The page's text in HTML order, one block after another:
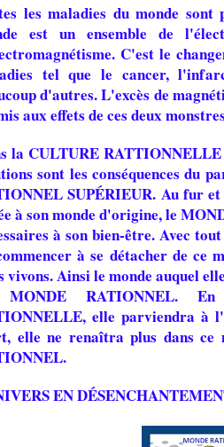
les maladies du monde
est un ensemble de
C'est le
tel que le cancer,
d'autres. L'excès de
aux effets de ces deux
la CULTURE
sont les conséquences du
SUPÉRIEUR. Au fur
à son monde d'origine, le
à son bien-être. Avec
à se détacher de ce
vivons. Ainsi le monde auquel
RATIONNEL. En
elle parviendra à
elle ne renaîtra plus dans ce
EN